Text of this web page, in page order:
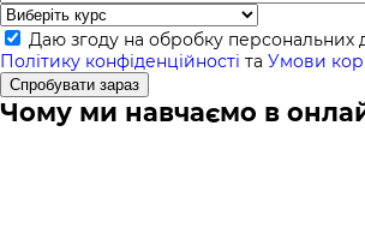
Даю згоду на обробку персональних
Політику конфіденційності та Умови
Спробувати зараз
Чому ми навчаємо в